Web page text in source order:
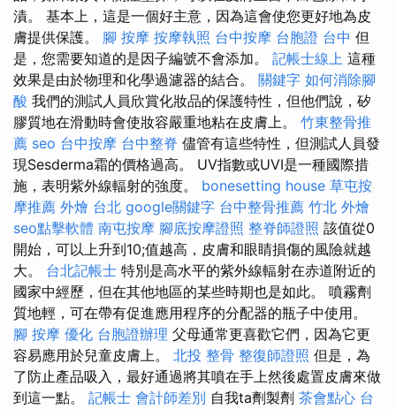
漬。 基本上，這是一個好主意，因為這會使您更好地為皮
膚提供保護。 腳 按摩 按摩執照 台中按摩 台胞證 台中 但
是，您需要知道的是因子編號不會添加。 記帳士線上 這種
效果是由於物理和化學過濾器的結合。 關鍵字 如何消除腳
酸 我們的測試人員欣賞化妝品的保護特性，但他們說，矽
膠質地在滑動時會使妝容嚴重地粘在皮膚上。 竹東整骨推
薦 seo 台中按摩 台中整脊 儘管有這些特性，但測試人員發
現Sesderma霜的價格過高。 UV指數或UVI是一種國際措
施，表明紫外線輻射的強度。 bonesetting house 草屯按
摩推薦 外燴 台北 google關鍵字 台中整骨推薦 竹北 外燴
seo點擊軟體 南屯按摩 腳底按摩證照 整脊師證照 該值從0
開始，可以上升到10;值越高，皮膚和眼睛損傷的風險就越
大。 台北記帳士 特別是高水平的紫外線輻射在赤道附近的
國家中經歷，但在其他地區的某些時期也是如此。 噴霧劑
質地輕，可在帶有促進應用程序的分配器的瓶子中使用。
腳 按摩 優化 台胞證辦理 父母通常更喜歡它們，因為它更
容易應用於兒童皮膚上。 北投 整骨 整復師證照 但是，為
了防止產品吸入，最好通過將其噴在手上然後處置皮膚來做
到這一點。 記帳士 會計師差別 自我ta劑製劑 茶會點心 台